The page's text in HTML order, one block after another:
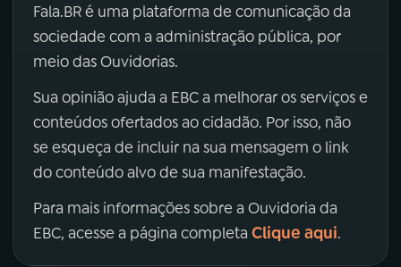
Fala.BR é uma plataforma de comunicação da
sociedade com a administração pública, por
meio das Ouvidorias.
Sua opinião ajuda a EBC a melhorar os serviços e
conteúdos ofertados ao cidadão. Por isso, não
se esqueça de incluir na sua mensagem o link
do conteúdo alvo de sua manifestação.
Para mais informações sobre a Ouvidoria da
EBC, acesse a página completa Clique aqui.